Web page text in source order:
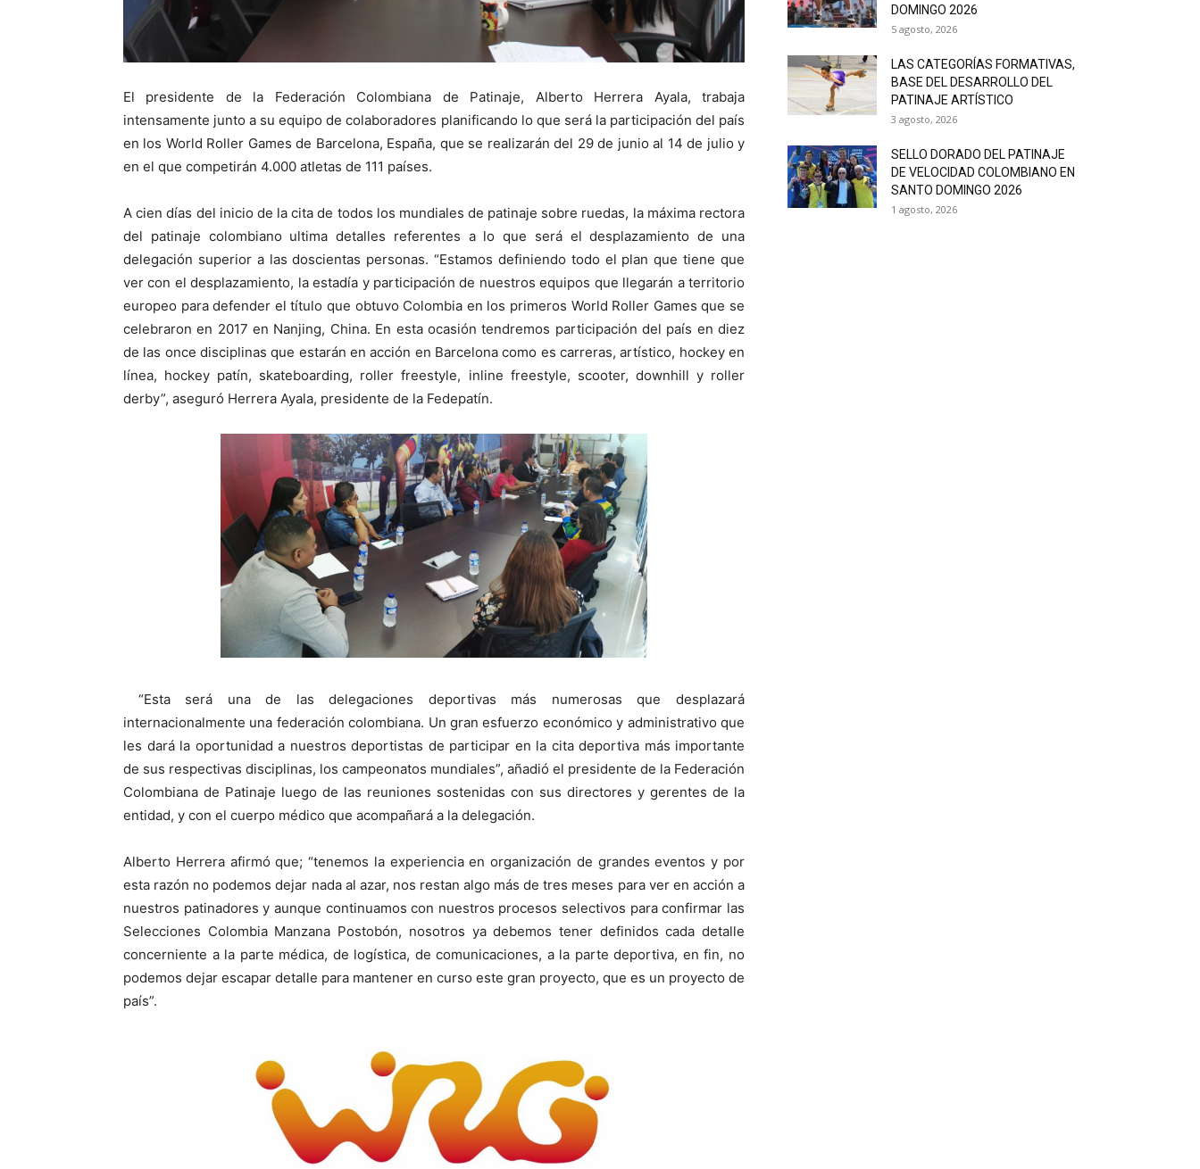
El presidente de la Federación Colombiana de Patinaje, Alberto Herrera Ayala, trabaja
intensamente junto a su equipo de colaboradores planificando lo que será la participación del país
en los World Roller Games de Barcelona, España, que se realizarán del 29 de junio al 14 de julio y
en el que competirán 4.000 atletas de 111 países.
A cien días del inicio de la cita de todos los mundiales de patinaje sobre ruedas, la máxima rectora
del patinaje colombiano ultima detalles referentes a lo que será el desplazamiento de una
delegación superior a las doscientas personas. “Estamos definiendo todo el plan que tiene que
ver con el desplazamiento, la estadía y participación de nuestros equipos que llegarán a territorio
europeo para defender el título que obtuvo Colombia en los primeros World Roller Games que se
celebraron en 2017 en Nanjing, China. En esta ocasión tendremos participación del país en diez
de las once disciplinas que estarán en acción en Barcelona como es carreras, artístico, hockey en
línea, hockey patín, skateboarding, roller freestyle, inline freestyle, scooter, downhill y roller
derby”, aseguró Herrera Ayala, presidente de la Fedepatín.
“Esta será una de las delegaciones deportivas más numerosas que desplazará
internacionalmente una federación colombiana. Un gran esfuerzo económico y administrativo que
les dará la oportunidad a nuestros deportistas de participar en la cita deportiva más importante
de sus respectivas disciplinas, los campeonatos mundiales”, añadió el presidente de la Federación
Colombiana de Patinaje luego de las reuniones sostenidas con sus directores y gerentes de la
entidad, y con el cuerpo médico que acompañará a la delegación.
Alberto Herrera afirmó que; “tenemos la experiencia en organización de grandes eventos y por
esta razón no podemos dejar nada al azar, nos restan algo más de tres meses para ver en acción a
nuestros patinadores y aunque continuamos con nuestros procesos selectivos para confirmar las
Selecciones Colombia Manzana Postobón, nosotros ya debemos tener definidos cada detalle
concerniente a la parte médica, de logística, de comunicaciones, a la parte deportiva, en fin, no
podemos dejar escapar detalle para mantener en curso este gran proyecto, que es un proyecto de
país”.
DOMINGO 2026
5 agosto, 2026
LAS CATEGORÍAS FORMATIVAS,
BASE DEL DESARROLLO DEL
PATINAJE ARTÍSTICO
3 agosto, 2026
SELLO DORADO DEL PATINAJE
DE VELOCIDAD COLOMBIANO EN
SANTO DOMINGO 2026
1 agosto, 2026